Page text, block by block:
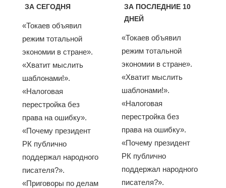
ЗА СЕГОДНЯ
«Токаев объявил
режим тотальной
экономии в стране».
«Хватит мыслить
шаблонами!».
«Налоговая
перестройка без
права на ошибку».
«Почему президент
РК публично
поддержал народного
писателя?».
«Приговоры по делам
ЗА ПОСЛЕДНИЕ 10
ДНЕЙ
«Токаев объявил
режим тотальной
экономии в стране».
«Хватит мыслить
шаблонами!».
«Налоговая
перестройка без
права на ошибку».
«Почему президент
РК публично
поддержал народного
писателя?».